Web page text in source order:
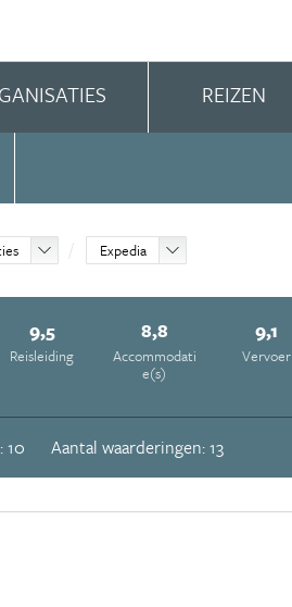
REIZEN
Expedia
9,5
Reisleiding
8,8
Accommodati
e(s)
9,1
Vervoer
10 Aantal waarderingen: 13